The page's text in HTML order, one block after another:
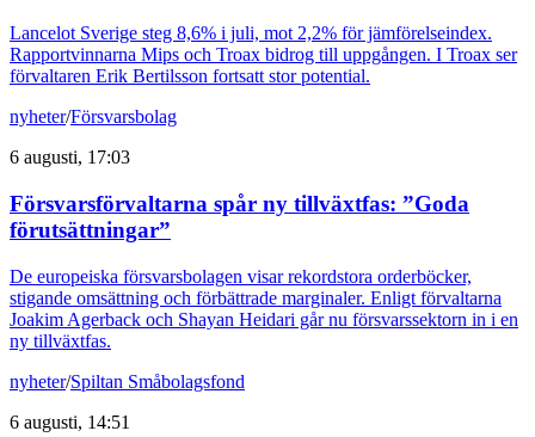
Lancelot Sverige steg 8,6% i juli, mot 2,2% för jämförelseindex.
Rapportvinnarna Mips och Troax bidrog till uppgången. I Troax ser
förvaltaren Erik Bertilsson fortsatt stor potential.
nyheter/Försvarsbolag
6 augusti, 17:03
Försvarsförvaltarna spår ny tillväxtfas: ”Goda
förutsättningar”
De europeiska försvarsbolagen visar rekordstora orderböcker,
stigande omsättning och förbättrade marginaler. Enligt förvaltarna
Joakim Agerback och Shayan Heidari går nu försvarssektorn in i en
ny tillväxtfas.
nyheter/Spiltan Småbolagsfond
6 augusti, 14:51